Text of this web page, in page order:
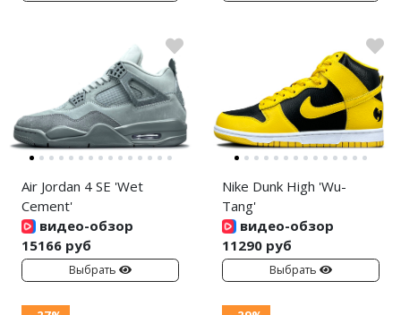
Air Jordan 4 SE 'Wet
Cement'
видео-обзор
15166 руб
Выбрать
Nike Dunk High 'Wu-
Tang'
видео-обзор
11290 руб
Выбрать